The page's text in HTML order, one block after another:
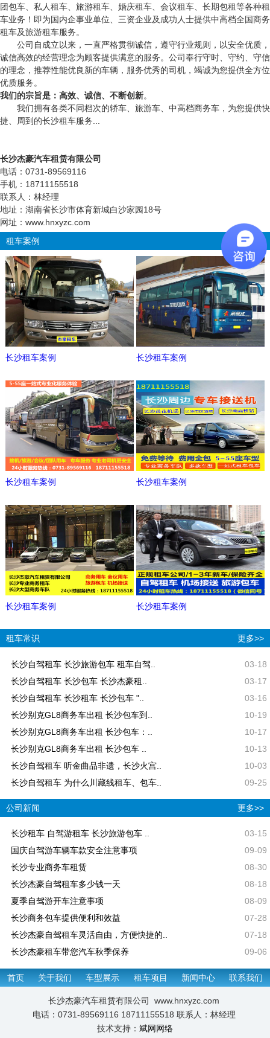
团包车、私人租车、旅游租车、婚庆租车、会议租车、长期包租等各种租
车业务！即为国内企事业单位、三资企业及成功人士提供中高档全国商务
租车及旅游租车服务。
公司自成立以来，一直严格贯彻诚信，遵守行业规则，以安全优质，
诚信高效的经营理念为顾客提供满意的服务。公司奉行守时、守约、守信
的理念，推荐性能优良新的车辆，服务优秀的司机，竭诚为您提供全方位
优质服务。
我们的宗旨是：高效、诚信、不断创新。
我们拥有各类不同档次的轿车、旅游车、中高档商务车，为您提供快
捷、周到的长沙租车服务...
长沙杰豪汽车租赁有限公司
电话：0731-89569116
手机：18711155518
联系人：林经理
地址：湖南省长沙市体育新城白沙家园18号
网址：www.hnxyzc.com
租车案例
更多
长沙租车案例 长沙租车案例
长沙租车案例 长沙租车案例
长沙租车案例 长沙租车案例
租车常识 更多>>
长沙自驾租车 长沙旅游包车 租车自驾..
03-18
长沙自驾租车 长沙包车 长沙杰豪租..
03-17
长沙自驾租车 长沙租车 长沙包车 "..
03-16
长沙别克GL8商务车出租 长沙包车到..
10-19
长沙别克GL8商务车出租 长沙包车：..
10-17
长沙别克GL8商务车出租 长沙包车 ..
10-13
长沙自驾租车 听金曲品非遗，长沙火宫..
10-03
长沙自驾租车 为什么川藏线租车、包车..
09-25
公司新闻 更多>>
长沙租车 自驾游租车 长沙旅游包车 ..
03-15
国庆自驾游车辆车款安全注意事项
09-09
长沙专业商务车租赁
08-30
长沙杰豪自驾租车多少钱一天
08-18
夏季自驾游开车注意事项
08-09
长沙商务包车提供便利和效益
07-28
长沙杰豪自驾租车灵活自由，方便快捷的..
07-18
长沙杰豪租车带您汽车秋季保养
09-06
首页 关于我们 车型展示 租车项目 新闻中心 联系我们
长沙杰豪汽车租赁有限公司 www.hnxyzc.com
电话：0731-89569116 18711155518 联系人：林经理
技术支持： 斌网网络